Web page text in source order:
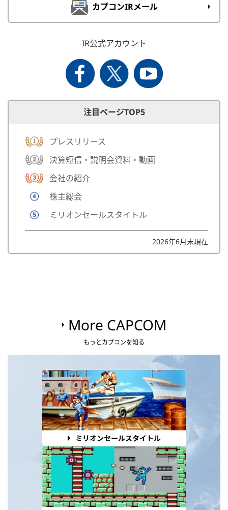
カプコンIRメール
IR公式アカウント
注目ページTOP5
プレスリリース
決算短信・説明会資料・動画
会社の紹介
株主総会
ミリオンセールスタイトル
2026年6月末現在
More CAPCOM
もっとカプコンを知る
ミリオンセールスタイトル